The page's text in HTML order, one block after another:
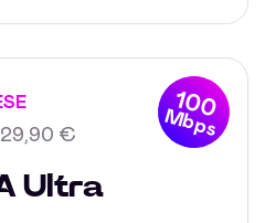
100
Mbps
29,90 €
Ultra